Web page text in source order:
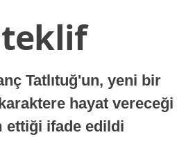
teklif
Tatlıtuğ'un, yeni bir
hayat vereceği
ettiği ifade edildi